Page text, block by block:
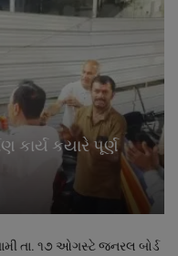
કાર્ય કયારે પૂર્ણ
તા. ૧૭ ઓગસ્ટે જનરલ બોર્ડ